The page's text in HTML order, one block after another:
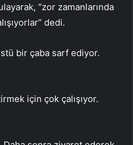
“zor zamanlarında
dedi.
bir çaba sarf ediyor.
için çok çalışıyor.